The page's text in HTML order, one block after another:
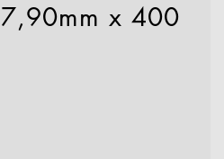
x 400